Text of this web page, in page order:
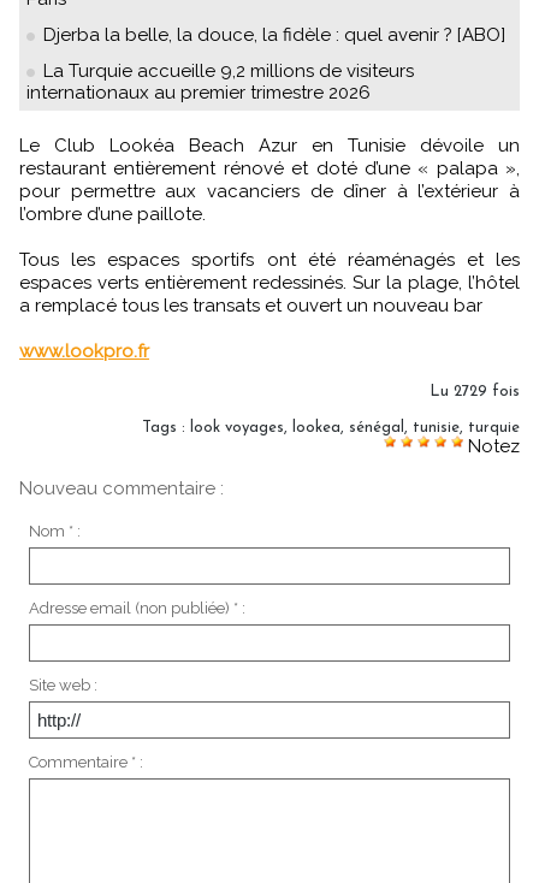
Djerba la belle, la douce, la fidèle : quel avenir ? [ABO]
La Turquie accueille 9,2 millions de visiteurs
internationaux au premier trimestre 2026
Le Club Lookéa Beach Azur en Tunisie dévoile un
restaurant entièrement rénové et doté d’une « palapa »,
pour permettre aux vacanciers de dîner à l’extérieur à
l’ombre d’une paillote.
Tous les espaces sportifs ont été réaménagés et les
espaces verts entièrement redessinés. Sur la plage, l’hôtel
a remplacé tous les transats et ouvert un nouveau bar
www.lookpro.fr
Lu 2729 fois
Tags : look voyages, lookea, sénégal , tunisie, turquie
Notez
Nouveau commentaire :
Nom * :
Adresse email (non publiée) * :
Site web :
Commentaire * :